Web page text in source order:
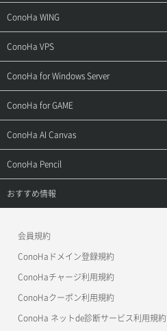
サポートトップ
ご契約・お支払い
用語集
お問い合わせ
ConoHa WING
サポートトップ
ご利用ガイド
お乗り換えガイド
よくある質問
ConoHa VPS
サポートトップ
ご利用ガイド
APIドキュメントVPS2.0
APIドキュメントVPS3.0
ConoHa for Windows Server
サポートトップ
ご利用ガイド
APIドキュメントVPS2.0
APIドキュメントVPS3.0
ConoHa for GAME
サポートトップ
ご利用ガイド
ConoHa AI Canvas
サポートトップ
ご利用ガイド
ConoHa Pencil
サポートトップ
おすすめ情報
美雲このは徹底ガイド
会員規約
ConoHaドメイン登録規約
ConoHaチャージ利用規約
ConoHaクーポン利用規約
ConoHa ネットde診断サービス利用規約